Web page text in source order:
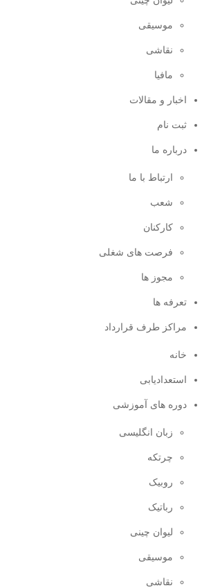
موسیقی
نقاشی
مافیا
اخبار و مقالات
ثبت نام
درباره ما
ارتباط با ما
شعب
کارکنان
فرصت های شغلی
مجوز ها
تعرفه ها
مراکز طرف قرارداد
خانه
استعدادیابی
دوره های آموزشی
زبان انگلیسی
چرتکه
روبیک
رباتیک
لیوان چینی
موسیقی
نقاشی